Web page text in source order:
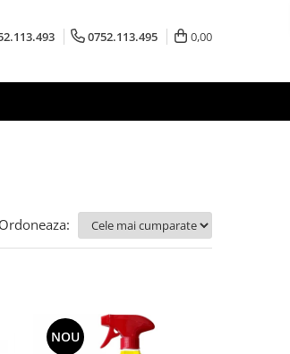
0752.113.495 0,00
Ordoneaza:
NOU